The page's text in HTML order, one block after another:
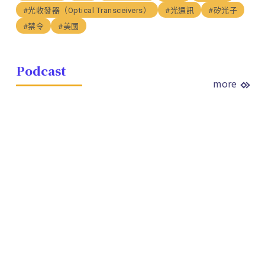
#光收發器（Optical Transceivers）
#光通訊
#矽光子
#禁令
#美國
Podcast
more